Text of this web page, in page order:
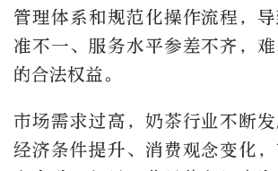
管理体系和规范化操作流程，
准不一、服务水平参差不齐，
的合法权益。
市场需求过高，奶茶行业不断
经济条件提升、消费观念变化